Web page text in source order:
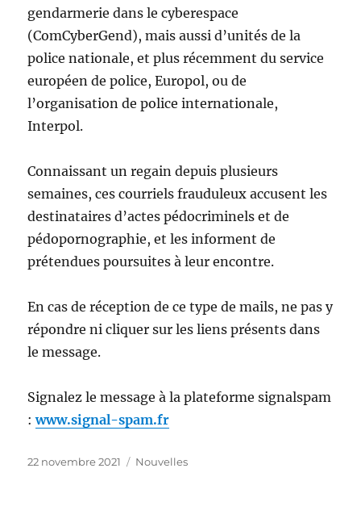
gendarmerie dans le cyberespace
(ComCyberGend), mais aussi d’unités de la
police nationale, et plus récemment du service
européen de police, Europol, ou de
l’organisation de police internationale,
Interpol.
Connaissant un regain depuis plusieurs
semaines, ces courriels frauduleux accusent les
destinataires d’actes pédocriminels et de
pédopornographie, et les informent de
prétendues poursuites à leur encontre.
En cas de réception de ce type de mails, ne pas y
répondre ni cliquer sur les liens présents dans
le message.
Signalez le message à la plateforme signalspam
:www.signal-spam.fr
Publié
22 novembre 2021 Catégories
Nouvelles